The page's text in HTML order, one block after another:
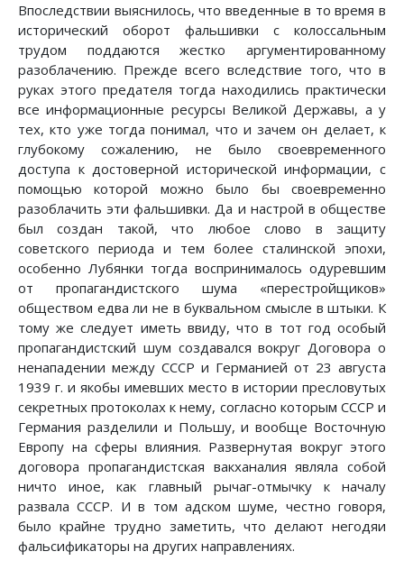
Впоследствии выяснилось, что введенные в то время в
исторический оборот фальшивки с колоссальным
трудом поддаются жестко аргументированному
разоблачению. Прежде всего вследствие того, что в
руках этого предателя тогда находились практически
все информационные ресурсы Великой Державы, а у
тех, кто уже тогда понимал, что и зачем он делает, к
глубокому сожалению, не было своевременного
доступа к достоверной исторической информации, с
помощью которой можно было бы своевременно
разоблачить эти фальшивки. Да и настрой в обществе
был создан такой, что любое слово в защиту
советского периода и тем более сталинской эпохи,
особенно Лубянки тогда воспринималось одуревшим
от пропагандистского шума «перестройщиков»
обществом едва ли не в буквальном смысле в штыки. К
тому же следует иметь ввиду, что в тот год особый
пропагандистский шум создавался вокруг Договора о
ненападении между СССР и Германией от 23 августа
1939 г. и якобы имевших место в истории пресловутых
секретных протоколах к нему, согласно которым СССР и
Германия разделили и Польшу, и вообще Восточную
Европу на сферы влияния. Развернутая вокруг этого
договора пропагандистская вакханалия являла собой
ничто иное, как главный рычаг-отмычку к началу
развала СССР. И в том адском шуме, честно говоря,
было крайне трудно заметить, что делают негодяи
фальсификаторы на других направлениях.